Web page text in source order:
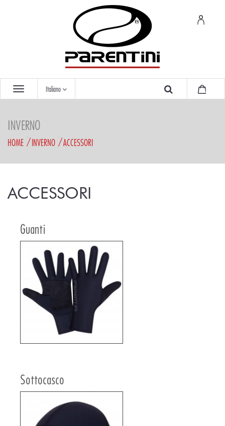
Italiano
INVERNO
HOME INVERNO ACCESSORI
ACCESSORI
Guanti
Sottocasco